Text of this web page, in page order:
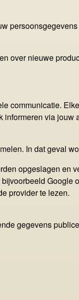
over nieuwe
communicatie.
via
In dat geval
opgeslagen en
provider te lezen.
gegevens